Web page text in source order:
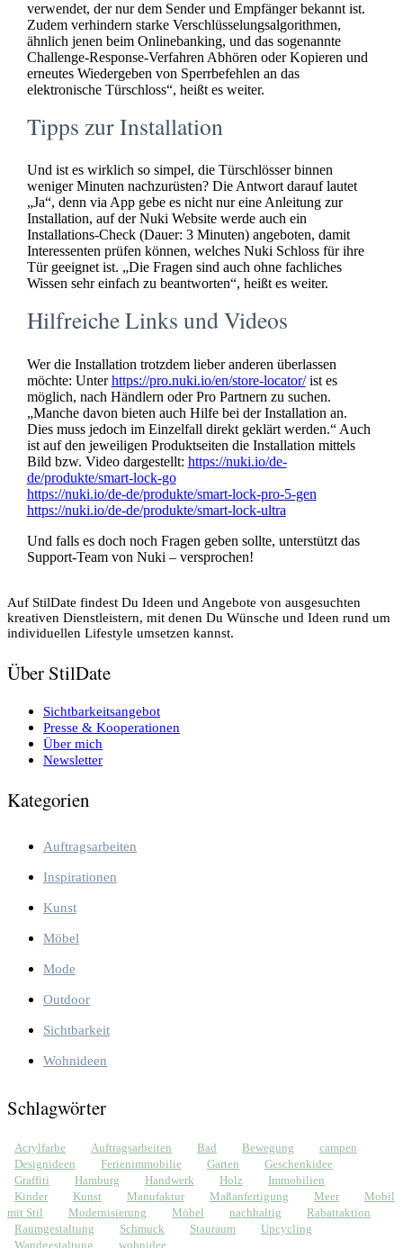
verwendet, der nur dem Sender und Empfänger bekannt ist.
Zudem verhindern starke Verschlüsselungsalgorithmen,
ähnlich jenen beim Onlinebanking, und das sogenannte
Challenge-Response-Verfahren Abhören oder Kopieren und
erneutes Wiedergeben von Sperrbefehlen an das
elektronische Türschloss“, heißt es weiter.
Tipps zur Installation
Und ist es wirklich so simpel, die Türschlösser binnen
weniger Minuten nachzurüsten? Die Antwort darauf lautet
„Ja“, denn via App gebe es nicht nur eine Anleitung zur
Installation, auf der Nuki Website werde auch ein
Installations-Check (Dauer: 3 Minuten) angeboten, damit
Interessenten prüfen können, welches Nuki Schloss für ihre
Tür geeignet ist. „Die Fragen sind auch ohne fachliches
Wissen sehr einfach zu beantworten“, heißt es weiter.
Hilfreiche Links und Videos
Wer die Installation trotzdem lieber anderen überlassen
möchte: Unterhttps://pro.nuki.io/en/store-locator/ist es
möglich, nach Händlern oder Pro Partnern zu suchen.
„Manche davon bieten auch Hilfe bei der Installation an.
Dies muss jedoch im Einzelfall direkt geklärt werden.“ Auch
ist auf den jeweiligen Produktseiten die Installation mittels
Bild bzw. Video dargestellt: https://nuki.io/de-
de/produkte/smart-lock-go
https://nuki.io/de-de/produkte/smart-lock-pro-5-gen
https://nuki.io/de-de/produkte/smart-lock-ultra
Und falls es doch noch Fragen geben sollte, unterstützt das
Support-Team von Nuki – versprochen!
Auf StilDate findest Du Ideen und Angebote von ausgesuchten
kreativen Dienstleistern, mit denen Du Wünsche und Ideen rund um
individuellen Lifestyle umsetzen kannst.
Über StilDate
Sichtbarkeitsangebot
Presse & Kooperationen
Über mich
Newsletter
Kategorien
Auftragsarbeiten
Inspirationen
Kunst
Möbel
Mode
Outdoor
Sichtbarkeit
Wohnideen
Schlagwörter
Acrylfarbe Auftragsarbeiten Bad Bewegung
campen
Designideen
Ferienimmobilie Garten
Geschenkidee
Graffiti
Hamburg Handwerk Holz
Immobilien
Kinder
Kunst Manufaktur Maßanfertigung Meer
Mobil
mit Stil
Modernisierung Möbel nachhaltig
Rabattaktion
Raumgestaltung
Schmuck Stauraum
Upcycling
Wandgestaltung
wohnidee